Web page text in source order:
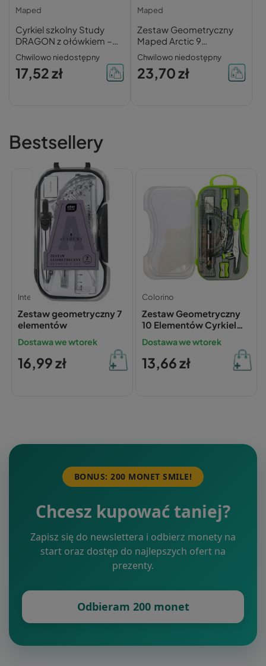
Maped
Cyrkiel szkolny Study
DRAGON z ołówkiem –
precyzyjny
Chwilowo niedostępny
17,52 zł
Maped
Zestaw Geometryczny
Maped Arctic 9
elementów – Cyrkiel,
Linijka, Ekierki
Chwilowo niedostępny
23,70 zł
Bestsellery
Interdruk
Zestaw geometryczny 7
elementów
Dostawa we wtorek
16,99 zł
Colorino
Zestaw Geometryczny
10 Elementów Cyrkiel
Ołówek Linijki Ekierka
ZIELONY
Dostawa we wtorek
13,66 zł
BONUS: 200 MONET SMILE!
Chcesz kupować taniej?
Zapisz się do newslettera i odbierz monety na
start oraz dostęp do najlepszych ofert na
prezenty.
Odbieram 200 monet